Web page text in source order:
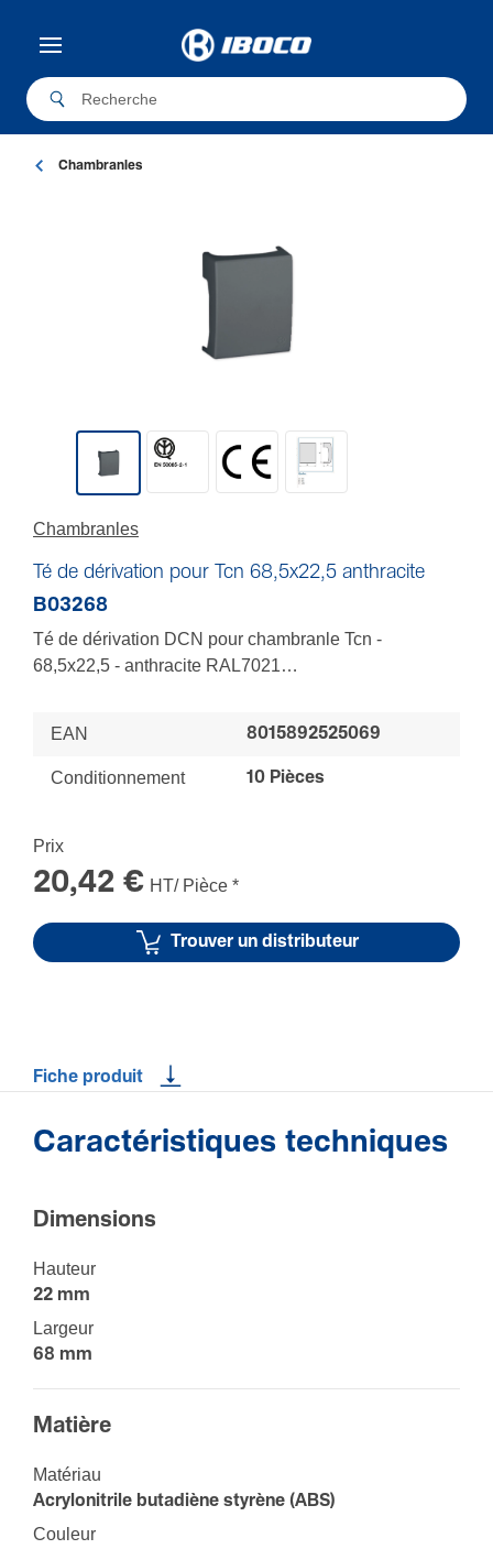
Chambranles
Chambranles
Té de dérivation pour Tcn 68,5x22,5 anthracite
B03268
Té de dérivation DCN pour chambranle Tcn -
68,5x22,5 - anthracite RAL7021
EAN
8015892525069
Conditionnement 10 Pièces
Prix
20,42 € HT/ Pièce *
Trouver un distributeur
Fiche produit
Caractéristiques techniques
Dimen­sions
Hauteur
22 mm
Largeur
68 mm
Matière
Maté­riau
Acry­lo­ni­trile buta­diène styrène (ABS)
Couleur